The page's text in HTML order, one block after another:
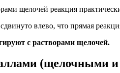
щелочей реакция
влево, что прямая
с растворами щелочей.
(щелочными